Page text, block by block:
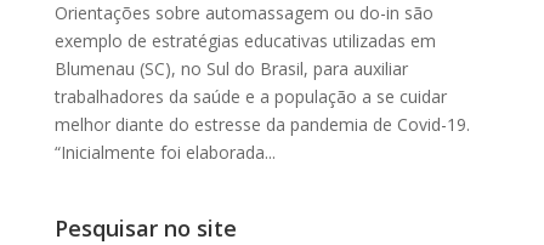
Orientações sobre automassagem ou do-in são
exemplo de estratégias educativas utilizadas em
Blumenau (SC), no Sul do Brasil, para auxiliar
trabalhadores da saúde e a população a se cuidar
melhor diante do estresse da pandemia de Covid-19.
“Inicialmente foi elaborada...
Pesquisar no site